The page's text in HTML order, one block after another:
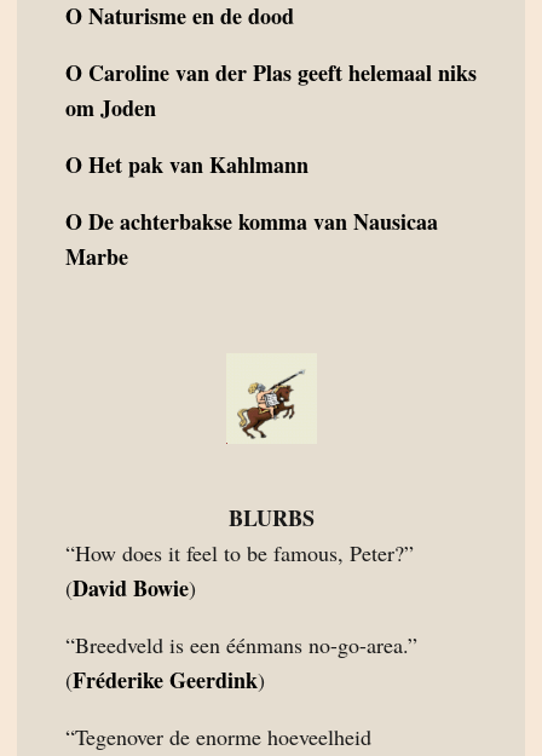
ONaturisme en de dood
O Caroline van der Plas geeft helemaal niks
om Joden
OHet pak van Kahlmann
ODe achterbakse komma van Nausicaa
Marbe
BLURBS
“How does it feel to be famous, Peter?”
(David Bowie)
“Breedveld is een éénmans no-go-area.”
(Fréderike Geerdink)
“Tegenover de enorme hoeveelheid